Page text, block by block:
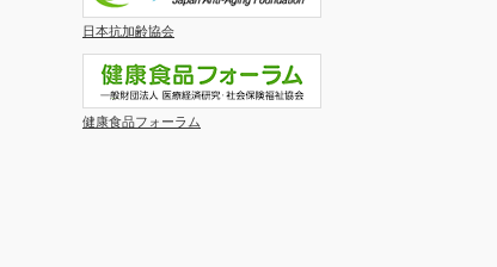
日本抗加齢協会
健康食品フォーラム